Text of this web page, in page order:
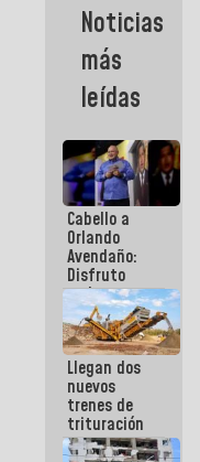
emprendedores
afectados
por
terremotos
Noticias
más
leídas
Cabello a
Orlando
Avendaño:
Disfruto
cada vez
que escribes
porque lo
que haces
es
embarrarla
Llegan dos
nuevos
trenes de
trituración
para